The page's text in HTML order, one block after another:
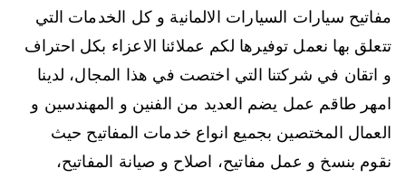
مفاتيح سيارات السيارات الالمانية و كل الخدمات التي
تتعلق بها نعمل توفيرها لكم عملائنا الاعزاء بكل احتراف
و اتقان في شركتنا التي اختصت في هذا المجال، لدينا
امهر طاقم عمل يضم العديد من الفنين و المهندسين و
العمال المختصين بجميع انواع خدمات المفاتيح حيث
نقوم بنسخ و عمل مفاتيح، اصلاح و صيانة المفاتيح،